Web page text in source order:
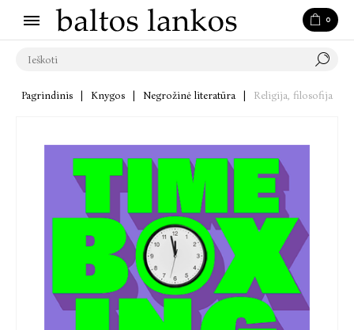
0
Pagrindinis Knygos Negrožinė literatūra Religija, filosofija